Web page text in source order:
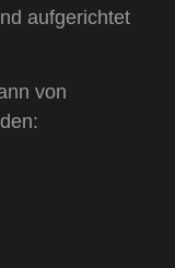
aufgerichtet
von